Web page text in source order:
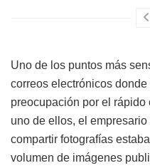
Uno de los puntos más
correos electrónicos
preocupación por el rápido
uno de ellos, el
compartir fotografías
volumen de imágenes